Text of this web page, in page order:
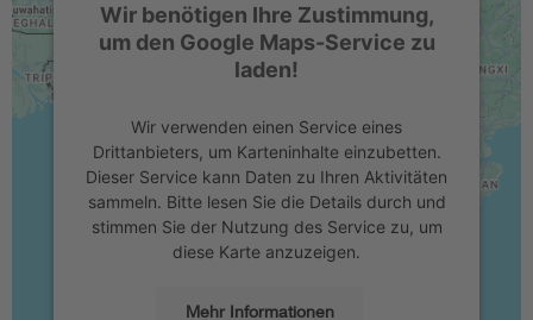
Wir benötigen Ihre Zustimmung,
um den Google Maps-Service zu
laden!
Wir verwenden einen Service eines
Drittanbieters, um Karteninhalte einzubetten.
Dieser Service kann Daten zu Ihren Aktivitäten
sammeln. Bitte lesen Sie die Details durch und
stimmen Sie der Nutzung des Service zu, um
diese Karte anzuzeigen.
Mehr Informationen